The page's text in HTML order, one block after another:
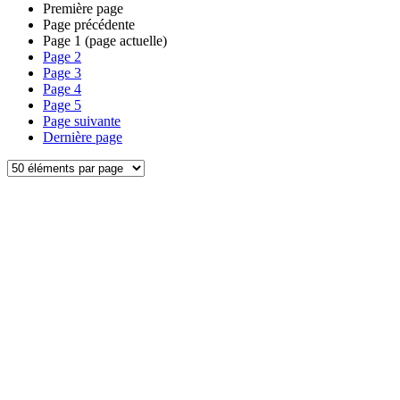
Première page
Page précédente
Page 1 (page actuelle)
Page 2
Page 3
Page 4
Page 5
Page suivante
Dernière page